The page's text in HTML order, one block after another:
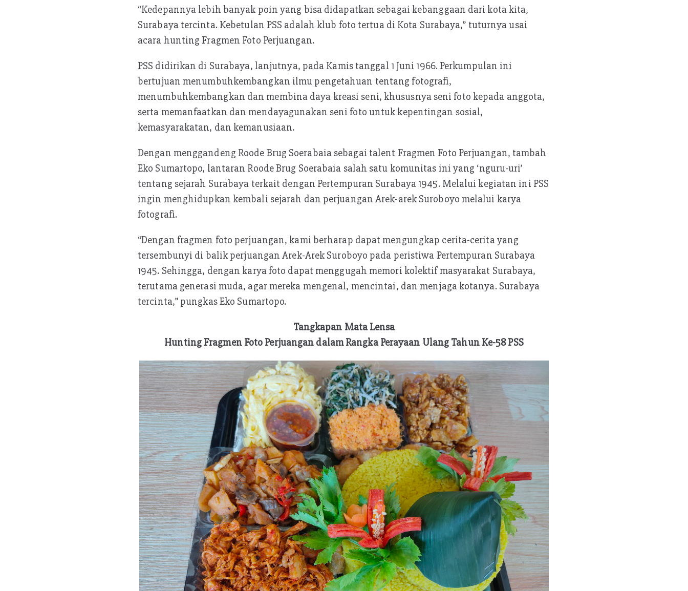
“Kedepannya lebih banyak poin yang bisa didapatkan sebagai kebanggaan dari kota kita,
Surabaya tercinta. Kebetulan PSS adalah klub foto tertua di Kota Surabaya,” tuturnya usai
acara hunting Fragmen Foto Perjuangan.
PSS didirikan di Surabaya, lanjutnya, pada Kamis tanggal 1 Juni 1966. Perkumpulan ini
bertujuan menumbuhkembangkan ilmu pengetahuan tentang fotografi,
menumbuhkembangkan dan membina daya kreasi seni, khususnya seni foto kepada anggota,
serta memanfaatkan dan mendayagunakan seni foto untuk kepentingan sosial,
kemasyarakatan, dan kemanusiaan.
Dengan menggandeng Roode Brug Soerabaia sebagai talent Fragmen Foto Perjuangan, tambah
Eko Sumartopo, lantaran Roode Brug Soerabaia salah satu komunitas ini yang ‘nguru-uri’
tentang sejarah Surabaya terkait dengan Pertempuran Surabaya 1945. Melalui kegiatan ini PSS
ingin menghidupkan kembali sejarah dan perjuangan Arek-arek Suroboyo melalui karya
fotografi.
“Dengan fragmen foto perjuangan, kami berharap dapat mengungkap cerita-cerita yang
tersembunyi di balik perjuangan Arek-Arek Suroboyo pada peristiwa Pertempuran Surabaya
1945. Sehingga, dengan karya foto dapat menggugah memori kolektif masyarakat Surabaya,
terutama generasi muda, agar mereka mengenal, mencintai, dan menjaga kotanya. Surabaya
tercinta,” pungkas Eko Sumartopo.
Tangkapan Mata Lensa
Hunting Fragmen Foto Perjuangan dalam Rangka Perayaan Ulang Tahun Ke-58 PSS